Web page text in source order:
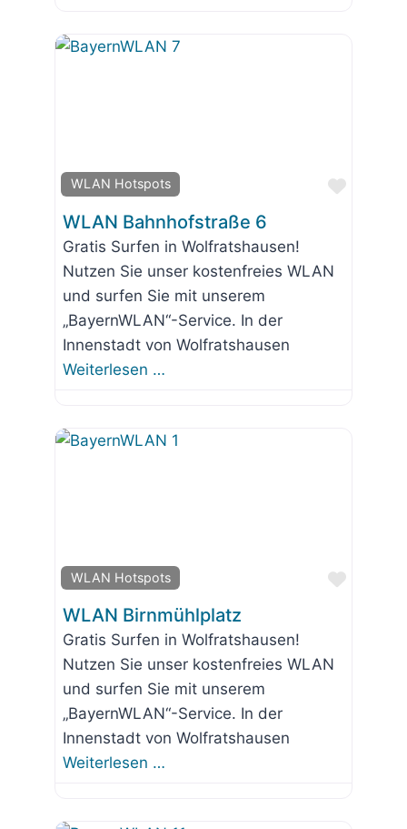
WLAN Hotspots
Favorit
WLAN Bahnhofstraße 6
Gratis Surfen in Wolfratshausen!
Nutzen Sie unser kostenfreies WLAN
und surfen Sie mit unserem
„BayernWLAN“-Service. In der
Innenstadt von Wolfratshausen
Weiterlesen …
WLAN Hotspots
Favorit
WLAN Birnmühlplatz
Gratis Surfen in Wolfratshausen!
Nutzen Sie unser kostenfreies WLAN
und surfen Sie mit unserem
„BayernWLAN“-Service. In der
Innenstadt von Wolfratshausen
Weiterlesen …